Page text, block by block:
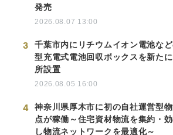
発売
2026.08.07 13:00
3
千葉市内にリチウムイオン電池な
型充電式電池回収ボックスを新た
所設置
2026.08.05 16:00
4
神奈川県厚木市に初の自社運営型
点が稼働～住宅資材物流を集約・
し物流ネットワークを最適化～